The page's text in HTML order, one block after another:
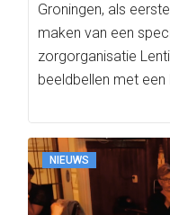
Groningen, als
maken van een
zorgorganisatie
beeldbellen met een
NIEUWS